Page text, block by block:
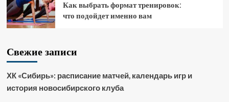
Как выбрать формат тренировок:
что подойдет именно вам
Свежие записи
ХК «Сибирь»: расписание матчей, календарь игр и
история новосибирского клуба